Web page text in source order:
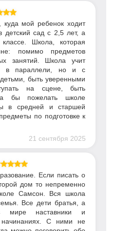
мой ребенок ходит
детский сад с 2,5 лет, а
Школа, которая
помимо предметов
занятий. Школа учит
в параллели, но и с
быть уверенными
на сцене, быть
бы пожелать школе
в средней и старшей
по подготовке к
21 сентября 2025
Если писать о
дом то непременно
Самсон. Вся школа
Все дети братья, а
мире наставники и
С ними не